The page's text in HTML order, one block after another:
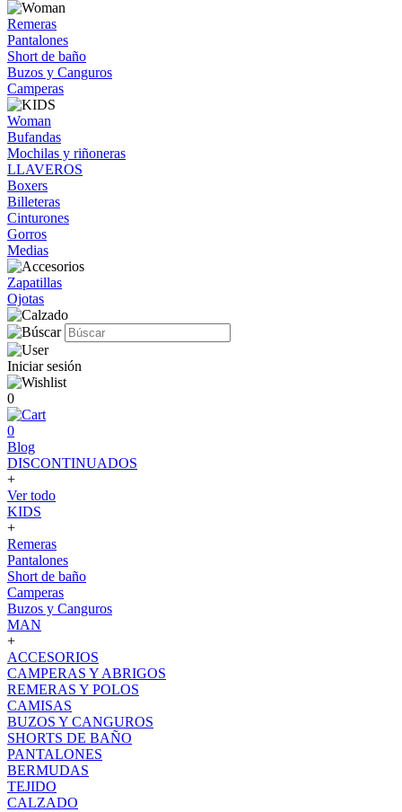
Remeras
Pantalones
Short de baño
Buzos y Canguros
Camperas
Woman
Bufandas
Mochilas y riñoneras
LLAVEROS
Boxers
Billeteras
Cinturones
Gorros
Medias
Zapatillas
Ojotas
Iniciar sesión
0
0
Blog
DISCONTINUADOS
+
Ver todo
KIDS
+
Remeras
Pantalones
Short de baño
Camperas
Buzos y Canguros
MAN
+
ACCESORIOS
CAMPERAS Y ABRIGOS
REMERAS Y POLOS
CAMISAS
BUZOS Y CANGUROS
SHORTS DE BAÑO
PANTALONES
BERMUDAS
TEJIDO
CALZADO